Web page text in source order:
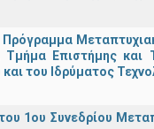
Επιστήμης και
του Ιδρύματος
1ου Συνεδρίου